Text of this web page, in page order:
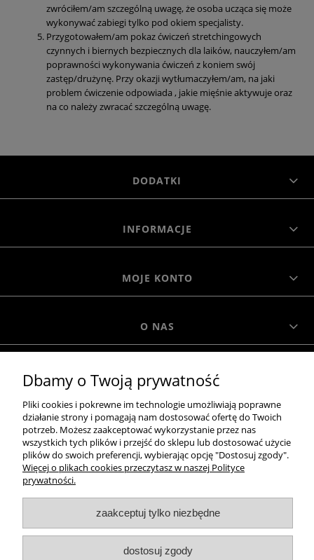
zwróciłem/am szczególną uwagę, że osoba ucząca się może
wykonywać zabiegi tylko pod okiem specjalisty.
Przygotowałem/am pokaz ćwiczeń stretchingowych
czynnych i biernych bezpiecznych dla laików, nauczyłem/am
poprawności wykonywania ćwiczeń z koniem swój
zastęp/drużynę. Przy okazji wytłumaczyłem/am, na jaki
problem ćwiczenie odpowiada , jakie mięśnie aktywuje oraz
na co należy zwracać szczególną uwagę.
DODATKI
INFORMACJE
MOJE KONTO
O NAS
MOROWO
WSZELKIE PRAWA ZASTRZEŻONE MOROWO © 2018
realizacja:
pokaż pełną wersję strony
NASZE ODZNAKI
Dbamy o Twoją prywatność
Pliki cookies i pokrewne im technologie umożliwiają poprawne
działanie strony i pomagają nam dostosować ofertę do Twoich
potrzeb. Możesz zaakceptować wykorzystanie przez nas
wszystkich tych plików i przejść do sklepu lub dostosować użycie
plików do swoich preferencji, wybierając opcję "Dostosuj zgody".
Więcej o plikach cookies przeczytasz w naszej Polityce
prywatności.
zaakceptuj tylko niezbędne
dostosuj zgody